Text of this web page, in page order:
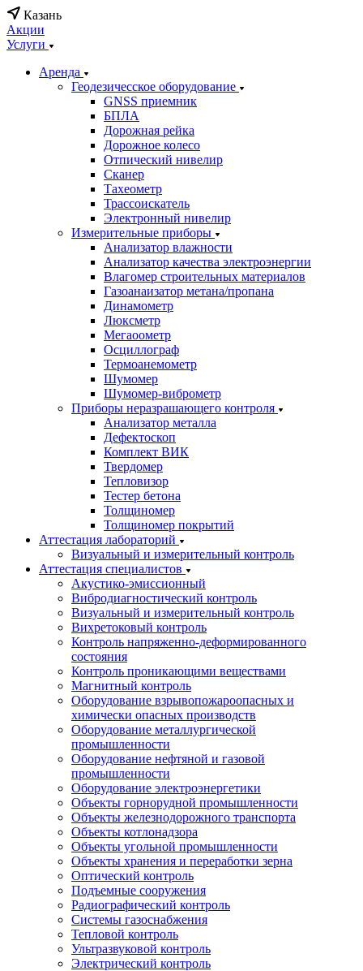
Казань
Акции
Услуги
Аренда
Геодезичесское оборудование
GNSS приемник
БПЛА
Дорожная рейка
Дорожное колесо
Отпический нивелир
Сканер
Тахеометр
Трассоискатель
Электронный нивелир
Измерительные приборы
Анализатор влажности
Анализатор качества электроэнергии
Влагомер строительных материалов
Газоанаизатор метана/пропана
Динамометр
Люксметр
Мегаоометр
Осциллограф
Термоанемометр
Шумомер
Шумомер-виброметр
Приборы неразрашающего контроля
Анализатор металла
Дефектоскоп
Комплект ВИК
Твердомер
Тепловизор
Тестер бетона
Толщиномер
Толщиномер покрытий
Аттестация лабораторий
Визуальный и измерительный контроль
Аттестация специалистов
Акустико-эмиссионный
Вибродиагностический контроль
Визуальный и измерительный контроль
Вихретоковый контроль
Контроль напряженно-деформированного
состояния
Контроль проникающими веществами
Магнитный контроль
Оборудование взрывопожароопасных и
химически опасных производств
Оборудование металлургической
промышленности
Оборудование нефтяной и газовой
промышленности
Оборудование электроэнергетики
Объекты горнорудной промышленности
Объекты железнодорожного транспорта
Объекты котлонадзора
Объекты угольной промышленности
Объекты хранения и переработки зерна
Оптический контроль
Подъемные сооружения
Радиографический контроль
Системы газоснабжения
Тепловой контроль
Ультразвуковой контроль
Электрический контроль